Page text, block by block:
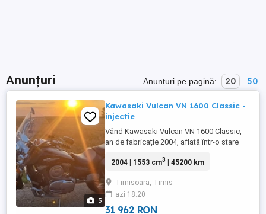
Anunțuri Anunțuri pe pagină: 20 50
5
Kawasaki Vulcan VN 1600 Classic -
injectie
Vând Kawasaki Vulcan VN 1600 Classic,
an de fabricație 2004, aflată într-o stare
Motocicleta a fost întreținută cu grijă, fiind
corespunzător în parcare subterană.
Detalii: An fabricație: 2004 Kilometraj:
45.200 km Motor 1553 cm , pe ...
2004 | 1553 cm3 | 45200 km
Timisoara, Timis
azi 18:20
31 962 RON